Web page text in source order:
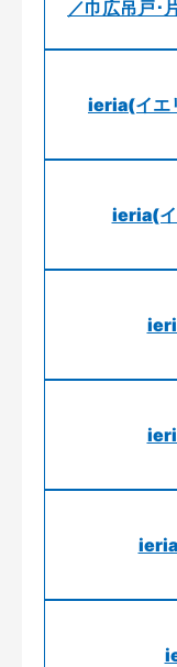
／巾広吊戸･
ieria(イエ
ieria(イ